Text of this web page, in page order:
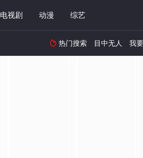
电视剧 动漫 综艺
 热门搜索 目中无人 我